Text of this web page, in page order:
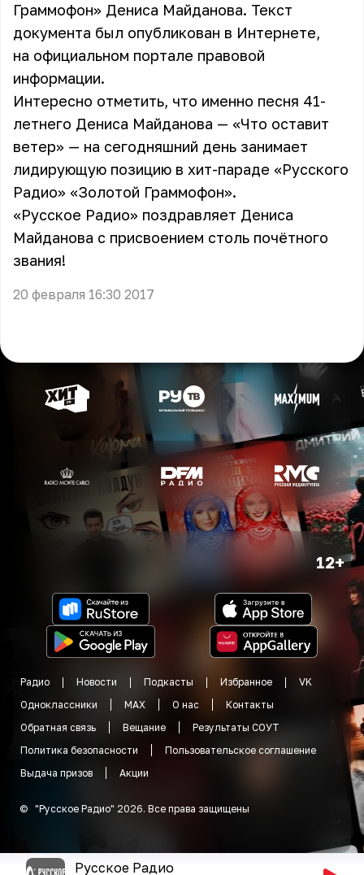
Граммофон» Дениса Майданова. Текст
документа был опубликован в Интернете,
на официальном портале правовой
информации.
Интересно отметить, что именно песня 41-
летнего Дениса Майданова — «Что оставит
ветер» — на сегодняшний день занимает
лидирующую позицию в хит-параде «Русского
Радио» «Золотой Граммофон».
«Русское Радио» поздравляет Дениса
Майданова с присвоением столь почётного
звания!
20 февраля 16:30 2017
12+
Радио Новости Подкасты Избранное
VK
Одноклассники
MAX О нас
Контакты
Обратная связь
Вещание
Результаты СОУТ
Политика безопасности
Пользовательское соглашение
Выдача призов
Акции
© "Русское Радио" 2026. Все права защищены
Русское Радио